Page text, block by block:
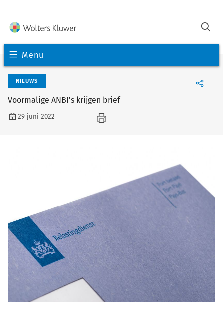
Menu
NIEUWS
Voormalige ANBI's krijgen brief
29 juni 2022